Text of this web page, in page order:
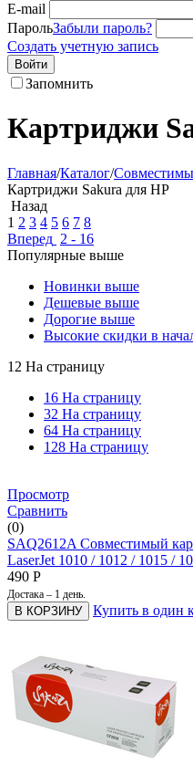
E-mail
ПарольЗабыли пароль?
Создать учетную запись
Войти
Запомнить
Картриджи
Главная/Каталог/
Картриджи Sakura для HP
Назад
1 2 3 4 5 6 7 8
Вперед 2 - 16
Популярные выше
Новинки выше
Дешевые выше
Дорогие выше
Высокие скидки в
12 На страницу
16 На страницу
32 На страницу
64 На страницу
128 На страницу
Просмотр
Сравнить
(0)
SAQ2612A Совместимый
LaserJet 1010 / 1012 / 1015 /
490 Р
Достака – 1 день.
В КОРЗИНУ Купить в один